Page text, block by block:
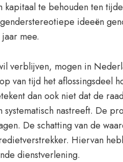
te behouden ten
ideeën
mee.
verblijven, mogen in
van tijd het aflossingsdeel
dan ook niet dat de
nastreeft. De
De schatting van de
Hiervan
dienstverlening.